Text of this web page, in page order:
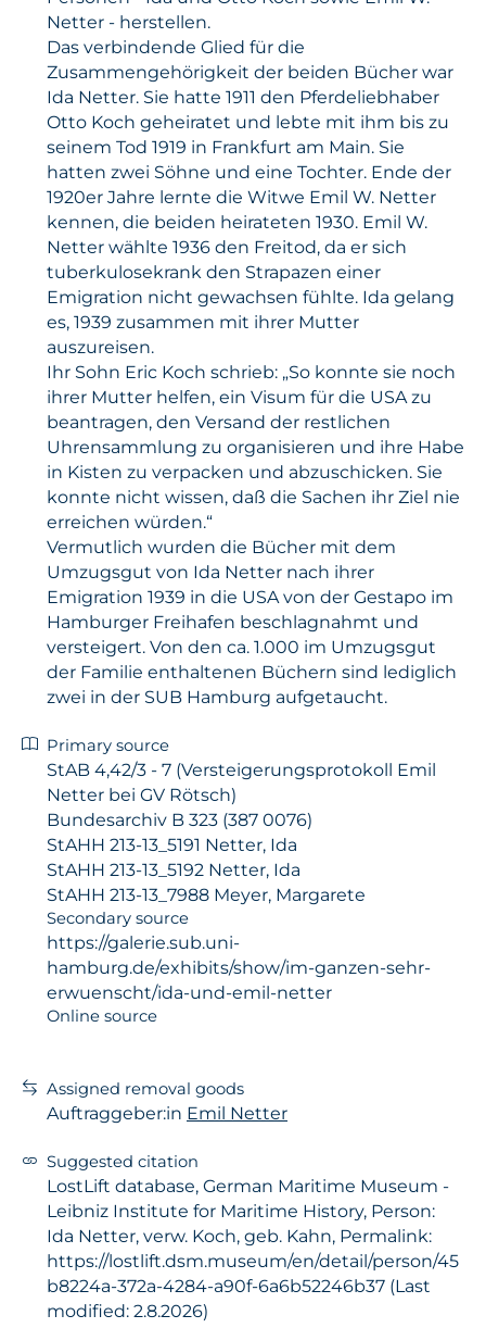
Netter - herstellen.
Das verbindende Glied für die
Zusammengehörigkeit der beiden Bücher war
Ida Netter. Sie hatte 1911 den Pferdeliebhaber
Otto Koch geheiratet und lebte mit ihm bis zu
seinem Tod 1919 in Frankfurt am Main. Sie
hatten zwei Söhne und eine Tochter. Ende der
1920er Jahre lernte die Witwe Emil W. Netter
kennen, die beiden heirateten 1930. Emil W.
Netter wählte 1936 den Freitod, da er sich
tuberkulosekrank den Strapazen einer
Emigration nicht gewachsen fühlte. Ida gelang
es, 1939 zusammen mit ihrer Mutter
auszureisen.
Ihr Sohn Eric Koch schrieb: „So konnte sie noch
ihrer Mutter helfen, ein Visum für die USA zu
beantragen, den Versand der restlichen
Uhrensammlung zu organisieren und ihre Habe
in Kisten zu verpacken und abzuschicken. Sie
konnte nicht wissen, daß die Sachen ihr Ziel nie
erreichen würden.“
Vermutlich wurden die Bücher mit dem
Umzugsgut von Ida Netter nach ihrer
Emigration 1939 in die USA von der Gestapo im
Hamburger Freihafen beschlagnahmt und
versteigert. Von den ca. 1.000 im Umzugsgut
der Familie enthaltenen Büchern sind lediglich
zwei in der SUB Hamburg aufgetaucht.
Primary source
StAB 4,42/3 - 7 (Versteigerungsprotokoll Emil
Netter bei GV Rötsch)
Bundesarchiv B 323 (387 0076)
StAHH 213-13_5191 Netter, Ida
StAHH 213-13_5192 Netter, Ida
StAHH 213-13_7988 Meyer, Margarete
Secondary source
https://galerie.sub.uni-
hamburg.de/exhibits/show/im-ganzen-sehr-
erwuenscht/ida-und-emil-netter
Online source
Assigned removal goods
Auftraggeber:in Emil Netter
Suggested citation
LostLift database, German Maritime Museum -
Leibniz Institute for Maritime History, Person:
Ida Netter, verw. Koch, geb. Kahn, Permalink:
https://lostlift.dsm.museum/en/detail/person/45
b8224a-372a-4284-a90f-6a6b52246b37 (Last
modified: 2.8.2026)